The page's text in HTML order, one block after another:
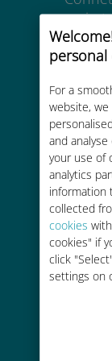
For a
website,
and
your use of
analytics
information
collected
cookies
cookies" if
click
settings on
in
Fino